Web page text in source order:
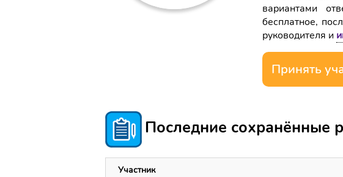
вариантами
бесплатное,
руководителя и
Принять
Последние сохранённые
Участник